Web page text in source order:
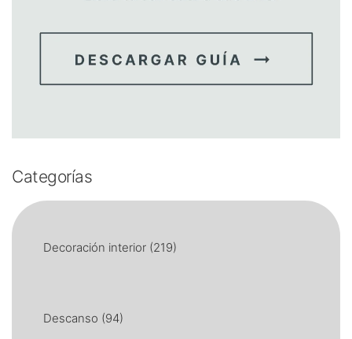
Categorías
Decoración interior (219)
Descanso (94)